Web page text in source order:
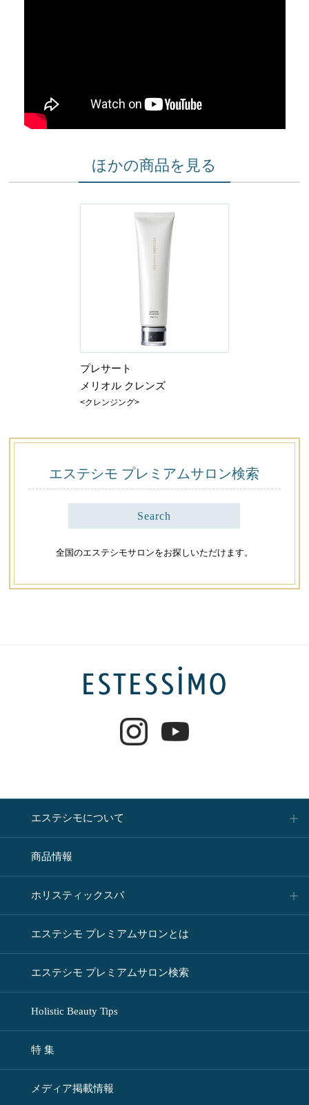
ほかの商品を見る
プレサート
メリオル クレンズ
<クレンジング>
エステシモ プレミアムサロン検索
Search
全国のエステシモサロンをお探しいただけます。
エステシモについて
商品情報
ホリスティックスパ
エステシモ プレミアムサロンとは
エステシモ プレミアムサロン検索
Holistic Beauty Tips
特 集
メディア掲載情報